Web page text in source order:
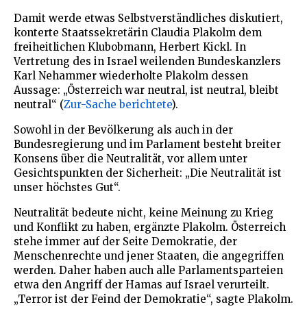
Damit werde etwas Selbstverständliches diskutiert,
konterte Staatssekretärin Claudia Plakolm dem
freiheitlichen Klubobmann, Herbert Kickl. In
Vertretung des in Israel weilenden Bundeskanzlers
Karl Nehammer wiederholte Plakolm dessen
Aussage: „Österreich war neutral, ist neutral, bleibt
neutral“ (Zur-Sache berichtete).
Sowohl in der Bevölkerung als auch in der
Bundesregierung und im Parlament besteht breiter
Konsens über die Neutralität, vor allem unter
Gesichtspunkten der Sicherheit: „Die Neutralität ist
unser höchstes Gut“.
Neutralität bedeute nicht, keine Meinung zu Krieg
und Konflikt zu haben, ergänzte Plakolm. Österreich
stehe immer auf der Seite Demokratie, der
Menschenrechte und jener Staaten, die angegriffen
werden. Daher haben auch alle Parlamentsparteien
etwa den Angriff der Hamas auf Israel verurteilt.
„Terror ist der Feind der Demokratie“, sagte Plakolm.